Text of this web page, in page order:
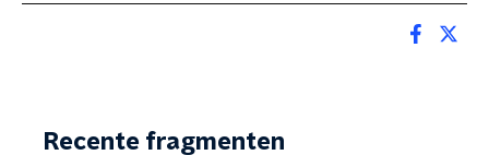
Recente fragmenten